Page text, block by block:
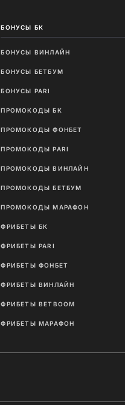
БОНУСЫ БК
БОНУСЫ ВИНЛАЙН
БОНУСЫ БЕТБУМ
БОНУСЫ PARI
ПРОМОКОДЫ БК
ПРОМОКОДЫ ФОНБЕТ
ПРОМОКОДЫ PARI
ПРОМОКОДЫ ВИНЛАЙН
ПРОМОКОДЫ БЕТБУМ
ПРОМОКОДЫ МАРАФОН
ФРИБЕТЫ БК
ФРИБЕТЫ PARI
ФРИБЕТЫ ФОНБЕТ
ФРИБЕТЫ ВИНЛАЙН
ФРИБЕТЫ BETBOOM
ФРИБЕТЫ МАРАФОН